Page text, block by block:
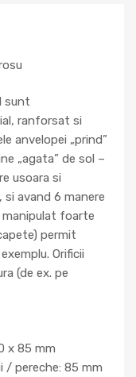
sunt
ranforsat si
anvelopei „prind”
„agata” de sol –
usoara si
avand 6 manere
foarte
permit
Orificii
(de ex. pe
x 85 mm
/ pereche: 85 mm